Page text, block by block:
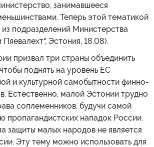
занимавшееся
Теперь этой тематикой
подразделений Министерства
Пяевалехт", Эстония, 18.08).
призвал три страны объединить
поднять на уровень ЕС
и культурной самобытности финно-
Естественно, малой Эстонии трудно
соплеменников, будучи самой
пропагандистских нападок России.
защиты малых народов не является
Эту тему можно использовать для